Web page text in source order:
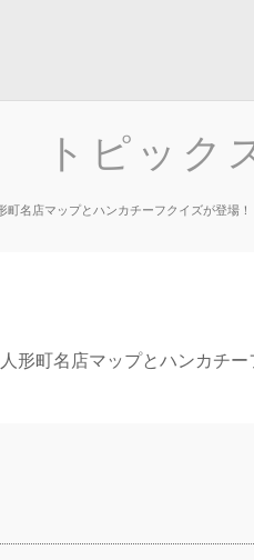
トピック
名店マップとハンカチーフクイズが登場！
形町名店マップとハンカチー